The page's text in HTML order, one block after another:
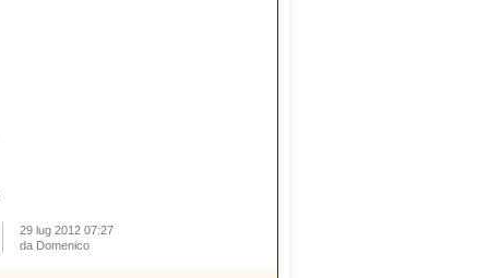
29 lug 2012 07:27
da Domenico